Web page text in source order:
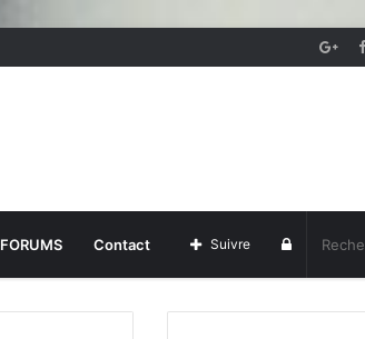
FORUMS Contact Se
connecter
Suivre